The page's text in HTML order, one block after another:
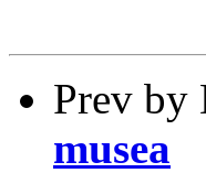
Prev by
musea